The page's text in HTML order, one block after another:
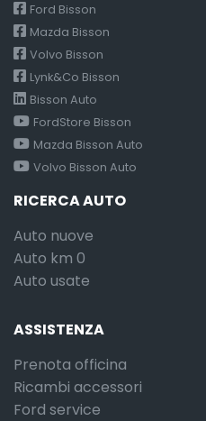
Ford Bisson
Mazda Bisson
Volvo Bisson
Lynk&Co Bisson
Bisson Auto
FordStore Bisson
Mazda Bisson Auto
Volvo Bisson Auto
RICERCA AUTO
Auto nuove
Auto km 0
Auto usate
ASSISTENZA
Prenota officina
Ricambi accessori
Ford service